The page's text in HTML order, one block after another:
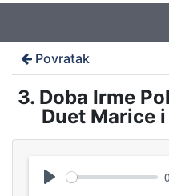
Povratak
3. Doba Irme
Duet Marice